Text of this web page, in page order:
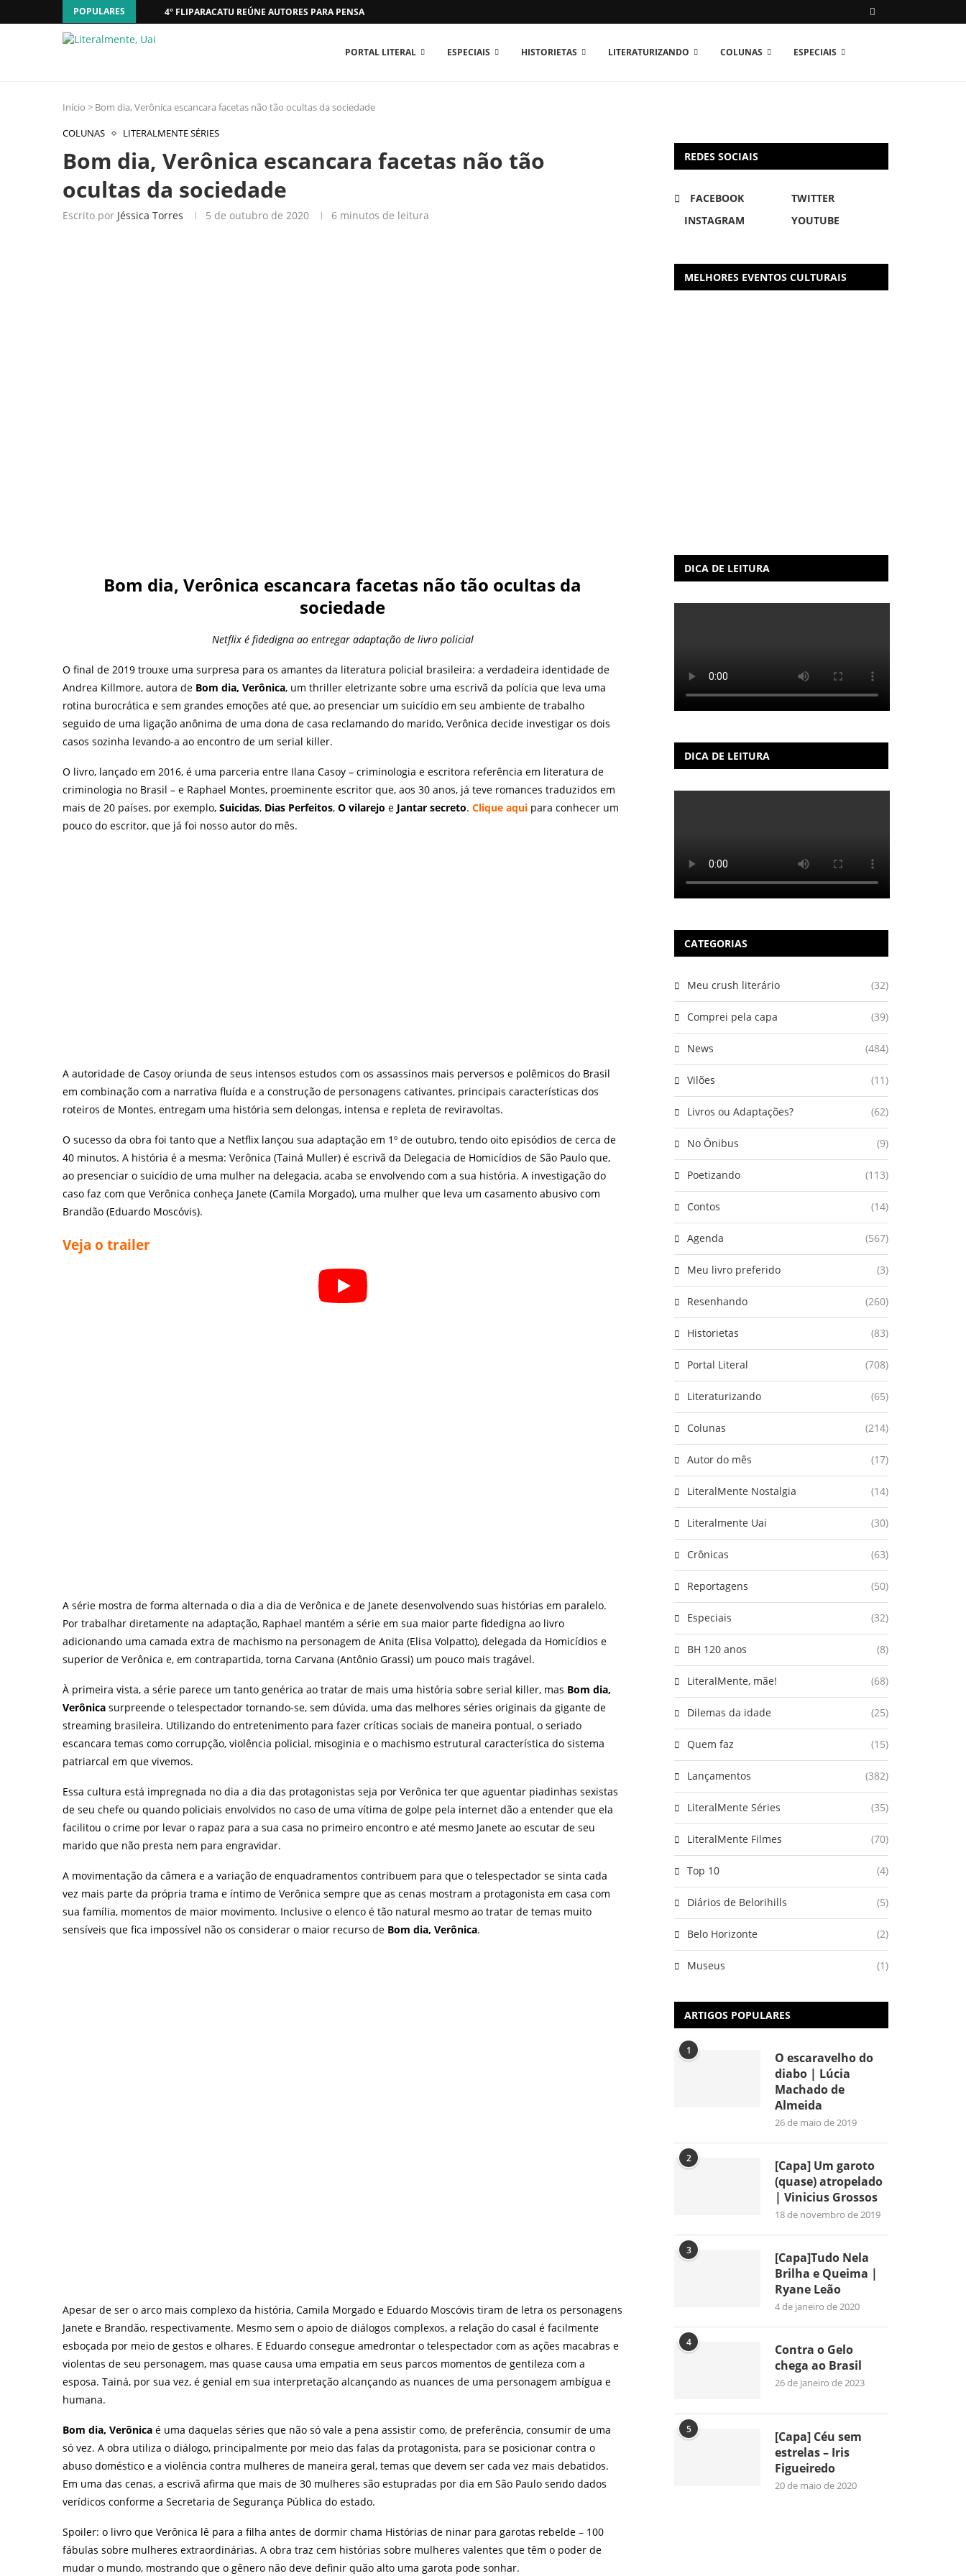
POPULARES 4º FLIPARACATU REÚNE AUTORES PARA PENSAR O MUNDO...
PORTAL LITERAL ESPECIAIS HISTORIETAS LITERATURIZANDO COLUNAS ESPECIAIS
Início > Bom dia, Verônica escancara facetas não tão ocultas da sociedade
COLUNAS
LITERALMENTE SÉRIES
Bom dia, Verônica escancara facetas não tão
ocultas da sociedade
Escrito por Jéssica Torres 5 de outubro de 2020 6 minutos de leitura
Bom dia, Verônica escancara facetas não tão ocultas da
sociedade
Netflix é fidedigna ao entregar adaptação de livro policial
O final de 2019 trouxe uma surpresa para os amantes da literatura policial brasileira: a verdadeira identidade de
Andrea Killmore, autora de Bom dia, Verônica, um thriller eletrizante sobre uma escrivã da polícia que leva uma
rotina burocrática e sem grandes emoções até que, ao presenciar um suicídio em seu ambiente de trabalho
seguido de uma ligação anônima de uma dona de casa reclamando do marido, Verônica decide investigar os dois
casos sozinha levando-a ao encontro de um serial killer.
O livro, lançado em 2016, é uma parceria entre Ilana Casoy – criminologia e escritora referência em literatura de
criminologia no Brasil – e Raphael Montes, proeminente escritor que, aos 30 anos, já teve romances traduzidos em
mais de 20 países, por exemplo, Suicidas, Dias Perfeitos, O vilarejo e Jantar secreto. Clique aqui para conhecer um
pouco do escritor, que já foi nosso autor do mês.
A autoridade de Casoy oriunda de seus intensos estudos com os assassinos mais perversos e polêmicos do Brasil
em combinação com a narrativa fluída e a construção de personagens cativantes, principais características dos
roteiros de Montes, entregam uma história sem delongas, intensa e repleta de reviravoltas.
O sucesso da obra foi tanto que a Netflix lançou sua adaptação em 1º de outubro, tendo oito episódios de cerca de
40 minutos. A história é a mesma: Verônica (Tainá Muller) é escrivã da Delegacia de Homicídios de São Paulo que,
ao presenciar o suicídio de uma mulher na delegacia, acaba se envolvendo com a sua história. A investigação do
caso faz com que Verônica conheça Janete (Camila Morgado), uma mulher que leva um casamento abusivo com
Brandão (Eduardo Moscóvis).
Veja o trailer
A série mostra de forma alternada o dia a dia de Verônica e de Janete desenvolvendo suas histórias em paralelo.
Por trabalhar diretamente na adaptação, Raphael mantém a série em sua maior parte fidedigna ao livro
adicionando uma camada extra de machismo na personagem de Anita (Elisa Volpatto), delegada da Homicídios e
superior de Verônica e, em contrapartida, torna Carvana (Antônio Grassi) um pouco mais tragável.
À primeira vista, a série parece um tanto genérica ao tratar de mais uma história sobre serial killer, mas Bom dia,
Verônica surpreende o telespectador tornando-se, sem dúvida, uma das melhores séries originais da gigante de
streaming brasileira. Utilizando do entretenimento para fazer críticas sociais de maneira pontual, o seriado
escancara temas como corrupção, violência policial, misoginia e o machismo estrutural característica do sistema
patriarcal em que vivemos.
Essa cultura está impregnada no dia a dia das protagonistas seja por Verônica ter que aguentar piadinhas sexistas
de seu chefe ou quando policiais envolvidos no caso de uma vítima de golpe pela internet dão a entender que ela
facilitou o crime por levar o rapaz para a sua casa no primeiro encontro e até mesmo Janete ao escutar de seu
marido que não presta nem para engravidar.
A movimentação da câmera e a variação de enquadramentos contribuem para que o telespectador se sinta cada
vez mais parte da própria trama e íntimo de Verônica sempre que as cenas mostram a protagonista em casa com
sua família, momentos de maior movimento. Inclusive o elenco é tão natural mesmo ao tratar de temas muito
sensíveis que fica impossível não os considerar o maior recurso de Bom dia, Verônica.
Apesar de ser o arco mais complexo da história, Camila Morgado e Eduardo Moscóvis tiram de letra os personagens
Janete e Brandão, respectivamente. Mesmo sem o apoio de diálogos complexos, a relação do casal é facilmente
esboçada por meio de gestos e olhares. E Eduardo consegue amedrontar o telespectador com as ações macabras e
violentas de seu personagem, mas quase causa uma empatia em seus parcos momentos de gentileza com a
esposa. Tainá, por sua vez, é genial em sua interpretação alcançando as nuances de uma personagem ambígua e
humana.
Bom dia, Verônica é uma daquelas séries que não só vale a pena assistir como, de preferência, consumir de uma
só vez. A obra utiliza o diálogo, principalmente por meio das falas da protagonista, para se posicionar contra o
abuso doméstico e a violência contra mulheres de maneira geral, temas que devem ser cada vez mais debatidos.
Em uma das cenas, a escrivã afirma que mais de 30 mulheres são estupradas por dia em São Paulo sendo dados
verídicos conforme a Secretaria de Segurança Pública do estado.
Spoiler: o livro que Verônica lê para a filha antes de dormir chama Histórias de ninar para garotas rebelde – 100
fábulas sobre mulheres extraordinárias. A obra traz cem histórias sobre mulheres valentes que têm o poder de
mudar o mundo, mostrando que o gênero não deve definir quão alto uma garota pode sonhar.
REDES SOCIAIS
FACEBOOK
TWITTER
INSTAGRAM
YOUTUBE
MELHORES EVENTOS CULTURAIS
DICA DE LEITURA
DICA DE LEITURA
CATEGORIAS
Meu crush literário (32)
Comprei pela capa (39)
News (484)
Vilões (11)
Livros ou Adaptações? (62)
No Ônibus (9)
Poetizando (113)
Contos (14)
Agenda (567)
Meu livro preferido (3)
Resenhando (260)
Historietas (83)
Portal Literal (708)
Literaturizando (65)
Colunas (214)
Autor do mês (17)
LiteralMente Nostalgia (14)
Literalmente Uai (30)
Crônicas (63)
Reportagens (50)
Especiais (32)
BH 120 anos (8)
LiteralMente, mãe! (68)
Dilemas da idade (25)
Quem faz (15)
Lançamentos (382)
LiteralMente Séries (35)
LiteralMente Filmes (70)
Top 10 (4)
Diários de Belorihills (5)
Belo Horizonte (2)
Museus (1)
ARTIGOS POPULARES
1
O escaravelho do
diabo | Lúcia
Machado de
Almeida
26 de maio de 2019
2
[Capa] Um garoto
(quase) atropelado
| Vinicius Grossos
18 de novembro de 2019
3
[Capa]Tudo Nela
Brilha e Queima |
Ryane Leão
4 de janeiro de 2020
4
Contra o Gelo
chega ao Brasil
26 de janeiro de 2023
5
[Capa] Céu sem
estrelas – Iris
Figueiredo
20 de maio de 2020